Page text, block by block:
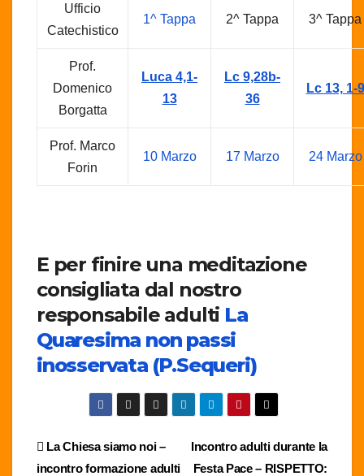
Ufficio
Catechistico
1^ Tappa 2^ Tappa 3^ Tappa
Prof.
Domenico
Borgatta
Luca 4,1-
13
Lc 9,28b-
36
Lc 13, 1-9
Prof. Marco
Forin
10 Marzo 17 Marzo 24 Marzo
E per finire una meditazione
consigliata dal nostro
responsabile adulti La
Quaresima non passi
inosservata (P.Sequeri)
Navigazione
Incontro adulti durante la
Festa Pace – RISPETTO:
La Chiesa siamo noi –
incontro formazione adulti